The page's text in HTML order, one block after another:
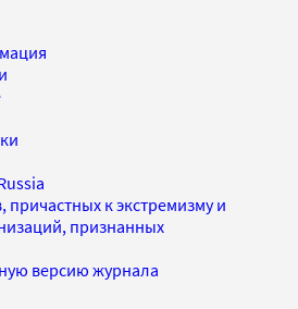
причастных к экстремизму и
признанных
версию журнала